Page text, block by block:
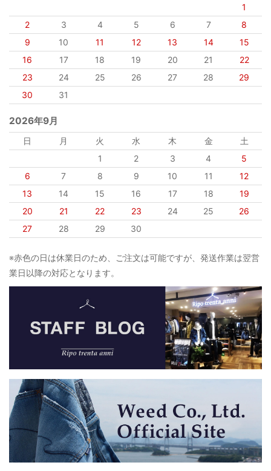
1
2
3 4 5 6 7
8
9
10 11 12 13 14
15
16
17 18 19 20 21
22
23
24 25 26 27 28
29
30
31
2026年9月
日 月 火 水 木 金
土
1
2 3 4
5
6
7 8 9 10 11
12
13
14 15 16 17 18
19
20
21 22 23 24 25
26
27
28 29 30
※赤色の日は休業日のため、ご注文は可能ですが、発送作業は翌営
業日以降の対応となります。